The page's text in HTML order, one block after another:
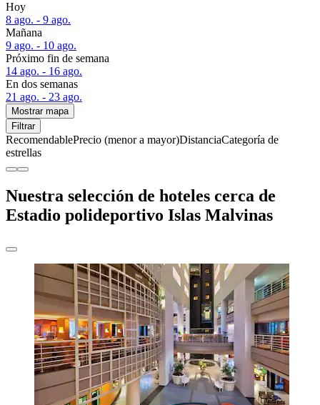
Hoy
8 ago. - 9 ago.
Mañana
9 ago. - 10 ago.
Próximo fin de semana
14 ago. - 16 ago.
En dos semanas
21 ago. - 23 ago.
Mostrar mapa
Filtrar
RecomendablePrecio (menor a mayor)DistanciaCategoría de
estrellas
Nuestra selección de hoteles cerca de
Estadio polideportivo Islas Malvinas